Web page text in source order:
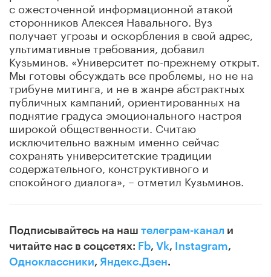
с ожесточенной информационной атакой
сторонников Алексея Навального. Вуз
получает угрозы и оскорбления в свой адрес,
ультимативные требования, добавил
Кузьминов. «Университет по-прежнему открыт.
Мы готовы обсуждать все проблемы, но не на
трибуне митинга, и не в жанре абстрактных
публичных кампаний, ориентированных на
поднятие градуса эмоционального настроя
широкой общественности. Считаю
исключительно важным именно сейчас
сохранять университетские традиции
содержательного, конструктивного и
спокойного диалога», – отметил Кузьминов.
Подписывайтесь на наш телеграм-канал и
читайте нас в соцсетях: Fb, Vk, Instagram,
Одноклассники, Яндекс.Дзен.